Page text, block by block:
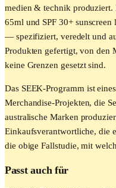
medien & technik produziert.
65ml und SPF 30+
— spezifiziert, veredelt und
Produkten gefertigt, von den
keine Grenzen gesetzt sind.
Das SEEK-Programm ist
Merchandise-Projekten, die
australische Marken
Einkaufsverantwortliche, die
die obige Fallstudie, mit
Passt auch für